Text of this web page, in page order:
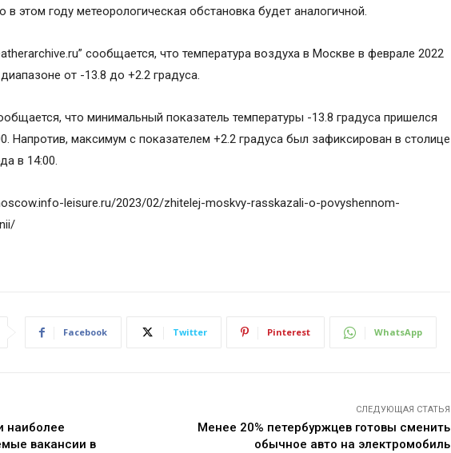
в этом году метеорологическая обстановка будет аналогичной.
сообщается, что температура воздуха в Москве в феврале 2022
от -13.8 до +2.2 градуса.
что минимальный показатель температуры -13.8 градуса пришелся
Напротив, максимум с показателем +2.2 градуса был зафиксирован в столице
в 14:00.
leisure.ru/2023/02/zhitelej-moskvy-rasskazali-o-povyshennom-
Facebook Twitter Pinterest WhatsApp
наиболее
вакансии в
СЛЕДУЮЩАЯ СТАТЬЯ
Менее 20% петербуржцев готовы сменить
обычное авто на электромобиль